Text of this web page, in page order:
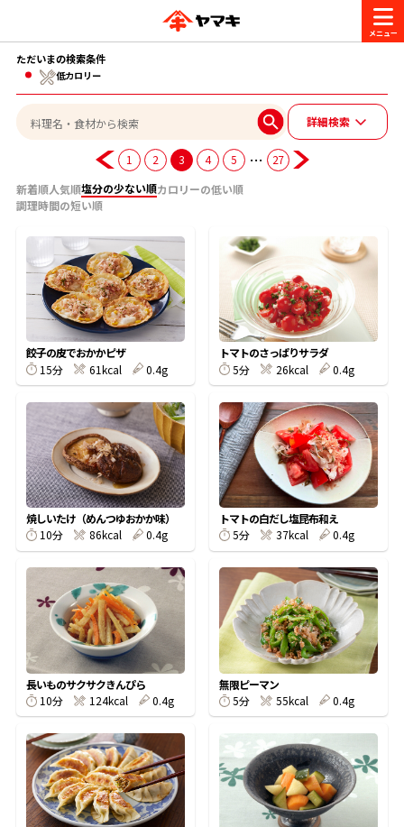
商品情報
ヤマキ『めんつゆ』 ヤマキ 割烹白だし
旨さ、別格。だし屋の鍋 韓福善シリーズ
レシピ
おいしいレシピを探す
おいしいレシピトップ
主食レシピ
主菜レシピ
汁物レシピ
時短レシピ
おいしいレシピを商品から探す
かつお節レシピ
めんつゆレシピ
割烹白だしレシピ
レシピ特設サイト
かつお節・だしを楽しむ
かつお節・だしを知る
だしの取り方
かつお節の削り方
かつお節・だしをもっと知る
ヤマキ かつお節プラス®
かつお節・だしを楽しむ
だしコミュ
CM・キャンペーン
キャンペーン一覧
企業・採用情報
企業情報
- 百年対話
- ヤマキ かつお節プラス®
採用情報
- ジョブリターン制
お問い合わせ
ヤマキお客様相談室
オンラインショップ
コミュニティサイト
Global
ただいまの検索条件
低カロリー
詳細検索
1 2 3 4 5 …
27
新着順人気順塩分の少ない順カロリーの低い順
調理時間の短い順
餃子の皮でおかかピザ
15分
61kcal 0.4g
トマトのさっぱりサラダ
5分
26kcal 0.4g
焼しいたけ（めんつゆおかか味）
10分
86kcal 0.4g
トマトの白だし塩昆布和え
5分
37kcal 0.4g
長いものサクサクきんぴら
10分
124kcal 0.4g
無限ピーマン
5分
55kcal 0.4g